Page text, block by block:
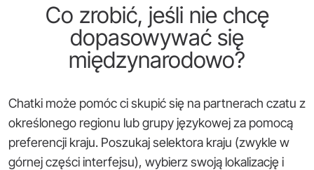
Co zrobić, jeśli nie chcę
dopasowywać się
międzynarodowo?
Chatki może pomóc ci skupić się na partnerach czatu z
określonego regionu lub grupy językowej za pomocą
preferencji kraju. Poszukaj selektora kraju (zwykle w
górnej części interfejsu), wybierz swoją lokalizację i